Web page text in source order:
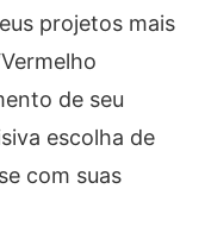
projetos mais
de seu
escolha de
com suas